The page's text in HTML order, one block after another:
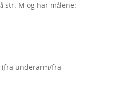
str. M og har målene:
(fra underarm/fra